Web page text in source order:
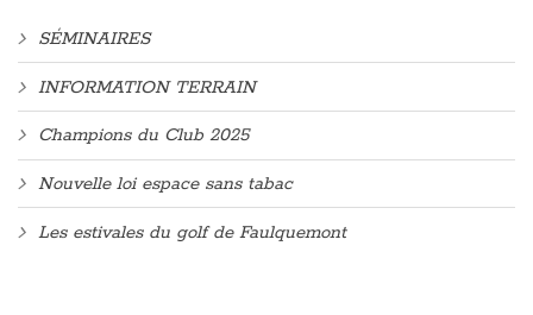
SÉMINAIRES
INFORMATION TERRAIN
Champions du Club 2025
Nouvelle loi espace sans tabac
Les estivales du golf de Faulquemont